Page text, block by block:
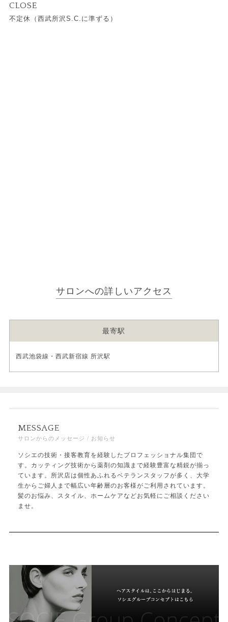
CLOSE
不定休（西武所沢S.C.に準ずる）
サロンへの詳しいアクセス
最寄駅
西武池袋線・西武新宿線 所沢駅
MESSAGE
サロンからのメッセージ / お知らせ
ソシエの技術・接客教育を経験したプロフェッショナル集団で
す。カッティング技術から薬剤の知識まで経験豊富な精鋭が揃っ
ています。所沢店は個性あふれるベテランスタッフが多く、大学
生からご婦人まで幅広い年齢層のお客様がご利用されています。
髪のお悩み、スタイル、ホームケアなどお気軽にご相談ください
ませ。